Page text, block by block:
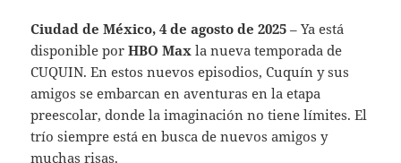
Ciudad de México, 4 de agosto de 2025 – Ya está
disponible porHBO Max la nueva temporada de
CUQUIN. En estos nuevos episodios, Cuquín y sus
amigos se embarcan en aventuras en la etapa
preescolar, donde la imaginación no tiene límites. El
trío siempre está en busca de nuevos amigos y
muchas risas.